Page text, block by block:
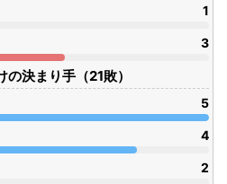
1
3
の決まり手（21敗）
5
4
2